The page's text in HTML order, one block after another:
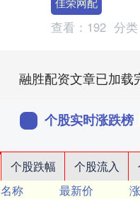
查看： 192 分类
融胜配资文章已加载
个股实时涨跌榜
个股跌幅 个股流入
名称 最新价